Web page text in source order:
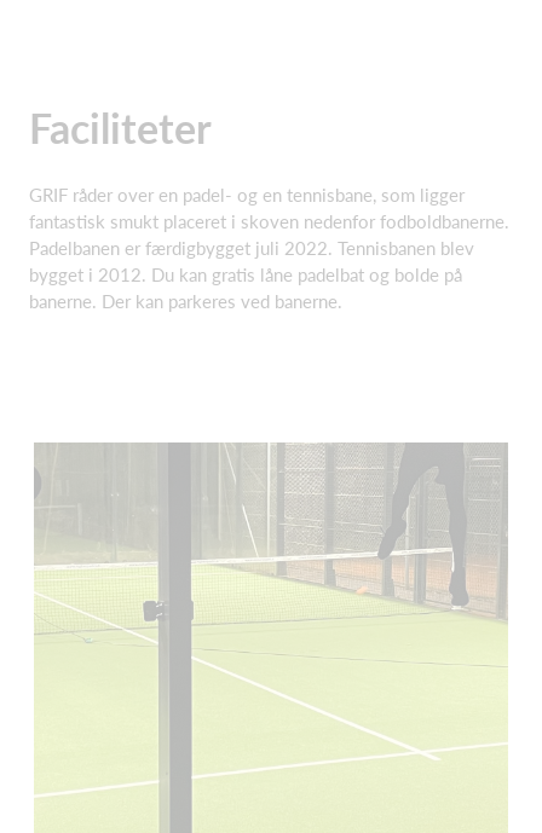
Faciliteter
GRIF råder over en padel- og en tennisbane, som ligger
fantastisk smukt placeret i skoven nedenfor fodboldbanerne.
Padelbanen er færdigbygget juli 2022. Tennisbanen blev
bygget i 2012. Du kan gratis låne padelbat og bolde på
banerne. Der kan parkeres ved banerne.